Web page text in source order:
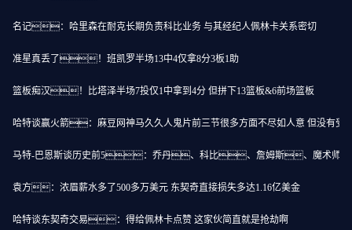
名记：哈里森在耐克长期负责科比业务 与其经纪人佩林卡关系密切
准星真丢了！班凯罗半场13中4仅拿8分3板1助
篮板痴汉！比塔泽半场7投仅1中拿到4分 但拼下13篮板&6前场篮板
哈特谈赢火箭：麻豆网神马久久人鬼片前三节很多方面不尽如人意 但没有受
马特-巴恩斯谈历史前5：乔丹、科比、詹姆斯、魔术师
袁方：浓眉薪水多了500多万美元 东契奇直接损失多达1.16亿美金
哈特谈东契奇交易：得给佩林卡点赞 这家伙简直就是抢劫啊